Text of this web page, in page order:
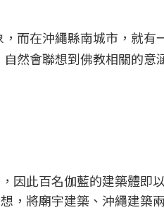
而在沖繩縣南城市，就有
然會聯想到佛教相關的意
因此百名伽藍的建築體即
，將廟宇建築、沖繩建築